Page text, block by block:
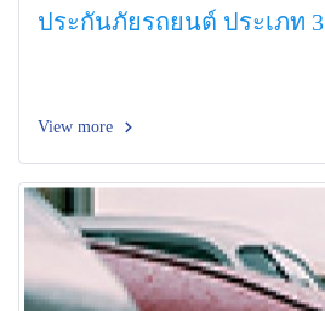
ประกันภัยรถยนต์ ประเภท 3
View more